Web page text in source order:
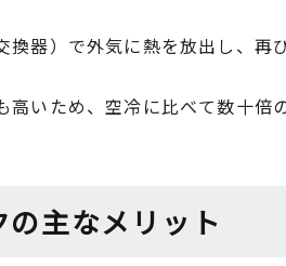
器）で外気に熱を放出し、再
いため、空冷に比べて数十倍
主なメリット